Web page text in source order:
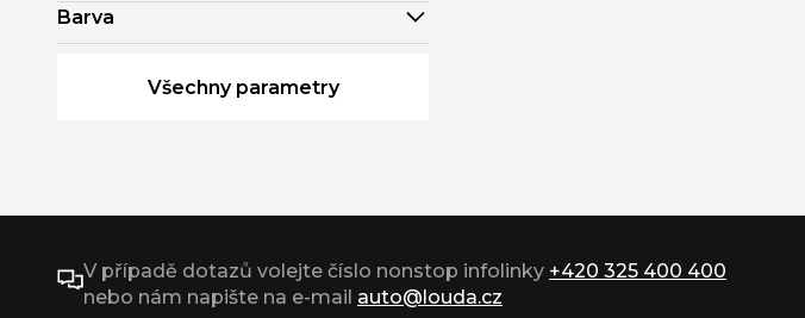
Barva
Všechny parametry
V případě dotazů volejte číslo nonstop infolinky +420 325 400 400
nebo nám napište na e-mail auto@louda.cz